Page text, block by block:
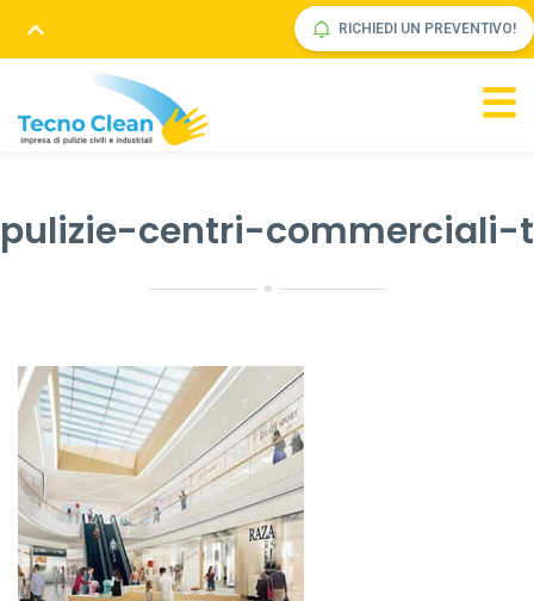
RICHIEDI UN PREVENTIVO!
pulizie-centri-commerciali-t